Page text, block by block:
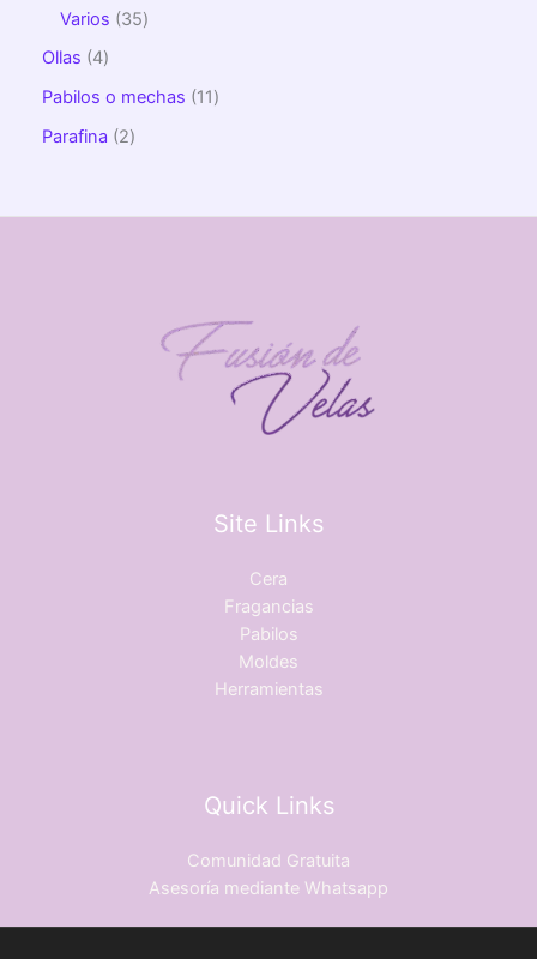
Varios
35
Ollas
4
Pabilos o mechas
11
Parafina
2
Site Links
Cera
Fragancias
Pabilos
Moldes
Herramientas
Quick Links
Comunidad Gratuita
Asesoría mediante Whatsapp